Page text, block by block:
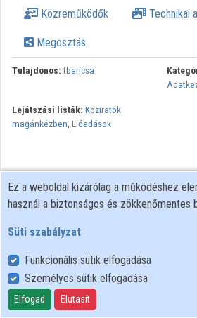
Közreműködők Technikai
Megosztás
Tulajdonos: tbaricsa
Lejátszási listák: Köziratok
magánkézben, Előadások
Felhasználói szabályzat
Adatkezelési tájékoztató
Süti szabályzat
Ez a weboldal kizárólag a működéshez
használ a biztonságos és zökkenőmentes
Süti szabályzat
Funkcionális sütik elfogadása
Személyes sütik elfogadása
Elfogad Elutasít